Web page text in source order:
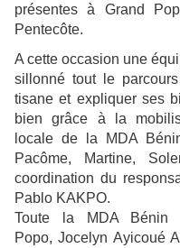
présentes à Grand
Pentecôte.
A cette occasion une
sillonné tout le
tisane et expliquer ses
bien grâce à la
locale de la MDA
Pacôme, Martine,
coordination du
Pablo KAKPO.
Toute la MDA Bénin
Popo, Jocelyn Ayicoué